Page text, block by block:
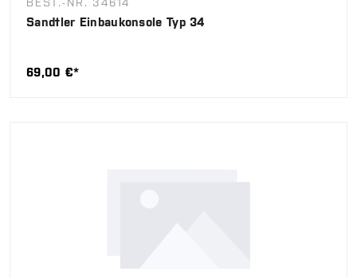
Sandtler Einbaukonsole Typ 34
69,00 €*